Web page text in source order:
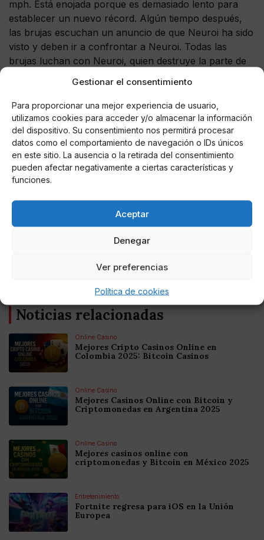
Gestionar el consentimiento
Para proporcionar una mejor experiencia de usuario,
utilizamos cookies para acceder y/o almacenar la información
del dispositivo. Su consentimiento nos permitirá procesar
datos como el comportamiento de navegación o IDs únicos
en este sitio. La ausencia o la retirada del consentimiento
pueden afectar negativamente a ciertas características y
funciones.
Aceptar
Denegar
Ver preferencias
Política de cookies
mph. Está enojada porque es demasiado lento para
establecer un nuevo récord. Algún tiempo después,
las brujas escuchan un anuncio de que Neuroi ha sido
visto y deben ir a confrontar a Neuroi. Todas las
brujas luchan con Neuroi, quien destruye la parte de
Más tarde, las brujas practican volar con escobas y
Yoshika se enfrenta a dificultades. Minna y Gertrud
reciben el nuevo P51H y una versión mejorada del
P51D. Al día siguiente, Shirley logra alcanzar a Neuroi
a gran velocidad y dispararlo de un solo golpe. Más
tarde, su nueva motocicleta demostró que ha
establecido un nuevo récord de 200 mph por hora.
Edwin Gonzalez
Noticias relacionadas
Online Casino
Mejores Cripto Casinos Online en
Colombia 2025: Bitcoin Casinos
Online Casino
Mejores Casinos Online con Bitcoin y
Criptomonedas en Argentina 2025
Online Casino
Mejores casinos online con
criptomonedas y Bitcoin en México 2025
Entretenimiento
Fortnite regresa para iOS en la Unión
Europea